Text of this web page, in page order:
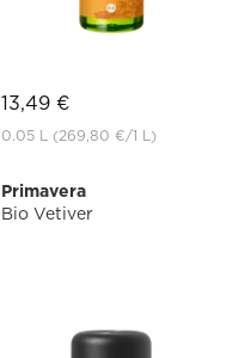
13,49 €
0.05 L (269,80 €/1 L)
Primavera
Bio Vetiver